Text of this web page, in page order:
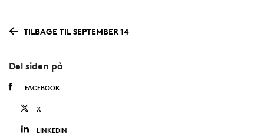
TILBAGE TIL SEPTEMBER 14
Del siden på
FACEBOOK
X
LINKEDIN